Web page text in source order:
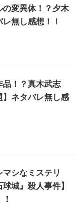
の変異体！？夕木
無し感想！！
品！？真木武志
】ネタバレ無し感
シなミステリ
城』殺人事件】